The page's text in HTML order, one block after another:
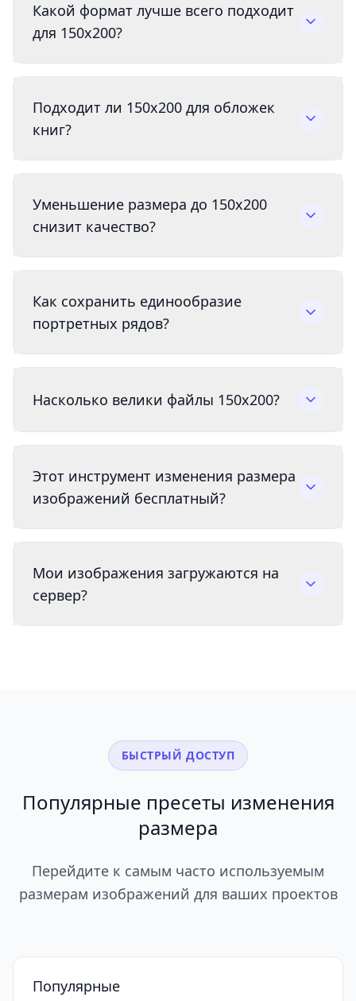
Какой формат лучше всего подходит
для 150x200?
Подходит ли 150x200 для обложек
книг?
Уменьшение размера до 150x200
снизит качество?
Как сохранить единообразие
портретных рядов?
Насколько велики файлы 150x200?
Этот инструмент изменения размера
изображений бесплатный?
Мои изображения загружаются на
сервер?
БЫСТРЫЙ ДОСТУП
Популярные пресеты изменения
размера
Перейдите к самым часто используемым
размерам изображений для ваших проектов
Популярные